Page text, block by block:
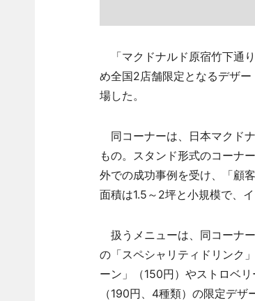
「マクドナルド原宿竹下通
め全国2店舗限定となるデザ
場した。
同コーナーは、日本マクド
もの。スタンド形式のコーナ
外での成功事例を受け、「顧
面積は1.5～2坪と小規模で、
扱うメニューは、同コーナ
の「スペシャリティドリンク
ーン」（150円）やストロベ
（190円、4種類）の限定デ